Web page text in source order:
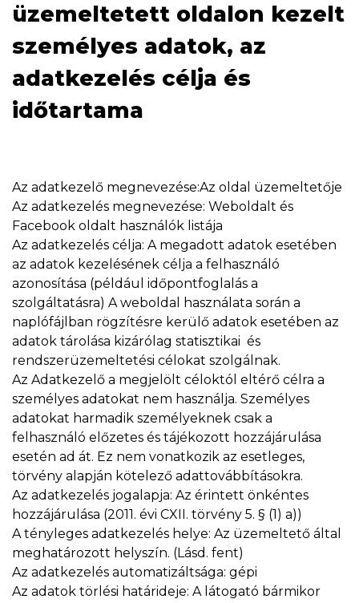
üzemeltetett oldalon kezelt
személyes adatok, az
adatkezelés célja és
időtartama
Az adatkezelő megnevezése:Az oldal üzemeltetője
Az adatkezelés megnevezése: Weboldalt és
Facebook oldalt használók listája
Az adatkezelés célja: A megadott adatok esetében
az adatok kezelésének célja a felhasználó
azonosítása (például időpontfoglalás a
szolgáltatásra) A weboldal használata során a
naplófájlban rögzítésre kerülő adatok esetében az
adatok tárolása kizárólag statisztikai és
rendszerüzemeltetési célokat szolgálnak.
Az Adatkezelő a megjelölt céloktól eltérő célra a
személyes adatokat nem használja. Személyes
adatokat harmadik személyeknek csak a
felhasználó előzetes és tájékozott hozzájárulása
esetén ad át. Ez nem vonatkozik az esetleges,
törvény alapján kötelező adattovábbításokra.
Az adatkezelés jogalapja: Az érintett önkéntes
hozzájárulása (2011. évi CXII. törvény 5. § (1) a))
A tényleges adatkezelés helye: Az üzemeltető által
meghatározott helyszín. (Lásd. fent)
Az adatkezelés automatizáltsága: gépi
Az adatok törlési határideje: A látogató bármikor